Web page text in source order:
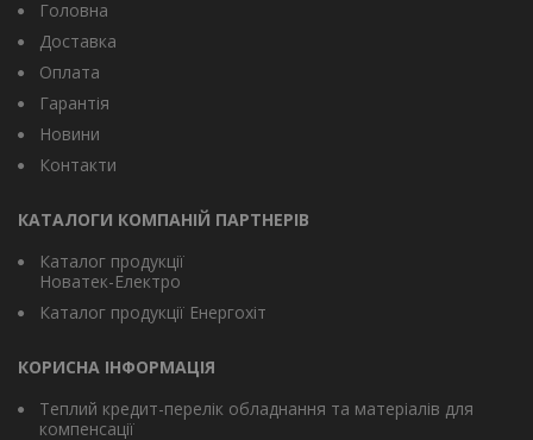
Головна
Доставка
Оплата
Гарантія
Новини
Контакти
КАТАЛОГИ КОМПАНІЙ ПАРТНЕРІВ
Каталог продукції
Новатек-Електро
Каталог продукції Енергохіт
КОРИСНА ІНФОРМАЦІЯ
Теплий кредит-перелік обладнання та матеріалів для
компенсації